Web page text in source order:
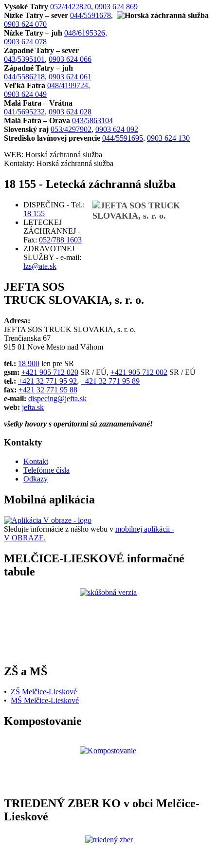
Vysoké Tatry 052/4422820, 0903 624 869
Nízke Tatry – sever 044/5591678,
0903 624 070
Nízke Tatry – juh 048/6195326,
0903 624 078
Západné Tatry – sever
043/5395101 , 0903 624 066
Západné Tatry – juh
044/5586218, 0903 624 061
Veľká Fatra 048/4199724,
0903 624 049
Malá Fatra – Vrátna
041/5695232, 0903 624 028
Malá Fatra – Orava 043/5863104
Slovenský raj 053/4297902, 0903 624 092
Stredisko lavínovej prevencie 044/5591695, 0903 624 130
WEB: Horská záchranná služba
Kontakty: Horská záchranná služba
18 155 - Letecká záchranná služba
DISPEČING - Tel.:
18 155
LETECKEJ
ZÁCHRANNEJ -
Fax: 052/788 1603
ZDRA­VOTNEJ
SLUŽBY - e-mail:
lzs@ate.sk
JEFTA SOS
TRUCK SLOVAKIA, s. r. o.
Adresa:
JEFTA SOS TRUCK SLOVAKIA, s. r. o.
Trenčianska 67
915 01 Nové Mesto nad Váhom
tel.: 18 900 len pre SR
gsm: +421 905 712 020 SR / EÚ, +421 905 712 002 SR / EÚ
tel.: +421 32 771 95 92, +421 32 771 95 89
fax: +421 32 771 95 88
e-mail: dispecing@jef­ta.sk
web: jefta.sk
všetky hovory s operátormi sú zaznamenávané!
Kontakty
Kontakt
Telefónne čísla
Odkazy
Mobilná aplikácia
Sledujte informácie z nášho webu v mobilnej aplikácii -
V OBRAZE.
MELČICE-LIESKOVÉ informačné
tabule
ZŠ a MŠ
• ZŠ Melčice-Lieskové
• MŠ Melčice-Lieskové
Kompostovanie
TRIEDENÝ ZBER KO v obci Melčice-
Lieskové